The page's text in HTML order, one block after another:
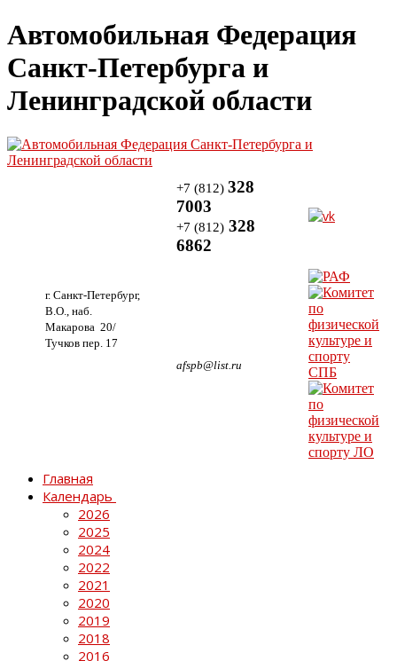
Автомобильная Федерация
Санкт-Петербурга и
Ленинградской области
г. Санкт-Петербург,
В.О., наб.
Макарова 20/
Тучков пер. 17
+7 (812) 328
7003
+7 (812) 328
6862
afspb@list.ru
Главная
Календарь
2026
2025
2024
2022
2021
2020
2019
2018
2016